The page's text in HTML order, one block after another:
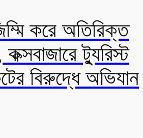
করে অতিরিক্ত
ট্যুরিস্ট
বিরুদ্ধে অভিযান